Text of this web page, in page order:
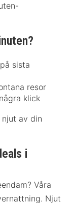
sista
resor
klick
njut av din
i
Våra
Njut